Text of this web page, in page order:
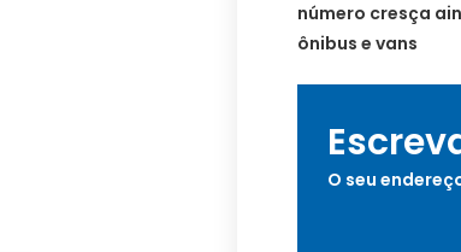
número cresça
ônibus e vans
O seu